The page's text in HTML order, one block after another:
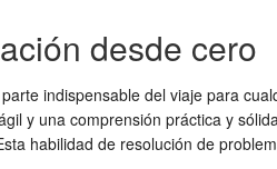
desde cero
indispensable del viaje para
y una comprensión práctica y
habilidad de resolución de